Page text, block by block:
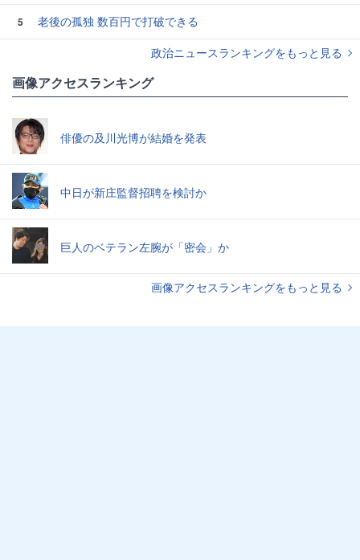
5
老後の孤独 数百円で打破できる
政治ニュースランキングをもっと見る
画像アクセスランキング
俳優の及川光博が結婚を発表
中日が新庄監督招聘を検討か
巨人のベテラン左腕が「密会」か
画像アクセスランキングをもっと見る